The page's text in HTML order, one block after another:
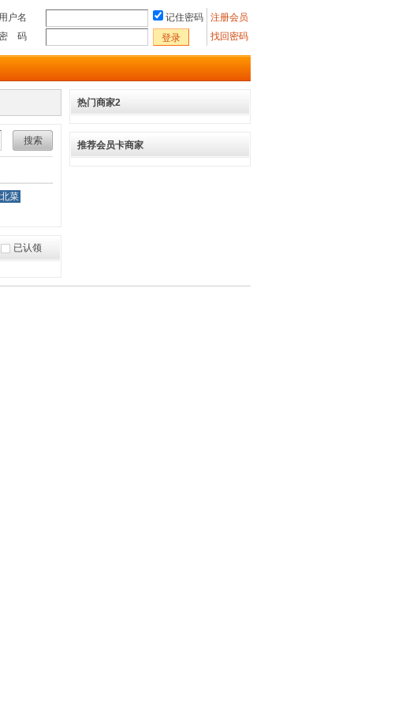
注册会员
找回密码
用户名
记住密码
码
登录
搜索
菜
已认领
热门商家2
推荐会员卡商家